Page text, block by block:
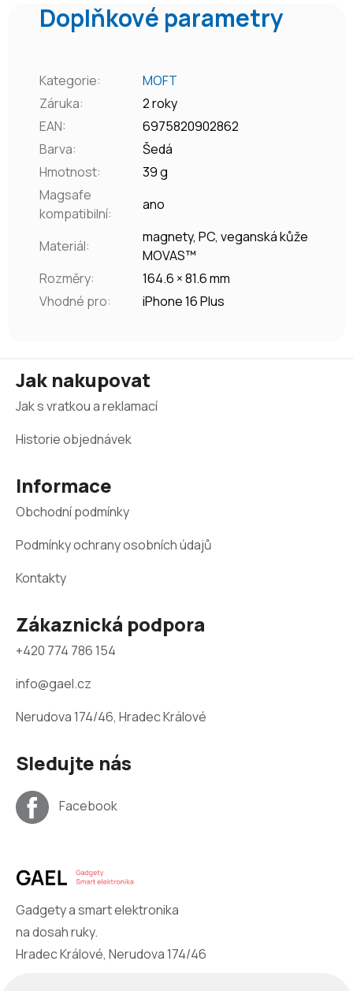
Doplňkové parametry
Kategorie:
MOFT
Záruka:
2 roky
EAN:
6975820902862
Barva:
Šedá
Hmotnost:
39 g
Magsafe
kompatibilní:
ano
Materiál:
magnety, PC, veganská kůže
MOVAS™
Rozměry:
164.6 × 81.6 mm
Vhodné pro: iPhone 16 Plus
Jak nakupovat
Jak s vratkou a reklamací
Historie objednávek
Informace
Obchodní podmínky
Podmínky ochrany osobních údajů
Kontakty
Zákaznická podpora
+420 774 786 154
info@gael.cz
Nerudova 174/46, Hradec Králové
Sledujte nás
Facebook
Gadgety a smart elektronika
na dosah ruky.
Hradec Králové, Nerudova 174/46